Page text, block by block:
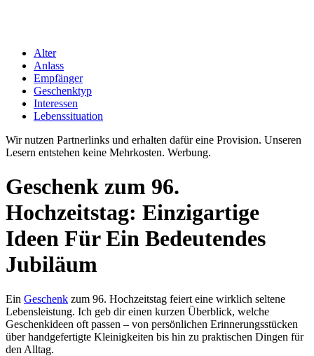
Alter
Anlass
Empfänger
Geschenktyp
Interessen
Lebenssituation
Wir nutzen Partnerlinks und erhalten dafür eine Provision. Unseren
Lesern entstehen keine Mehrkosten. Werbung.
Geschenk zum 96.
Hochzeitstag: Einzigartige
Ideen Für Ein Bedeutendes
Jubiläum
Ein Geschenk zum 96. Hochzeitstag feiert eine wirklich seltene
Lebensleistung. Ich geb dir einen kurzen Überblick, welche
Geschenkideen oft passen – von persönlichen Erinnerungsstücken
über handgefertigte Kleinigkeiten bis hin zu praktischen Dingen für
den Alltag.